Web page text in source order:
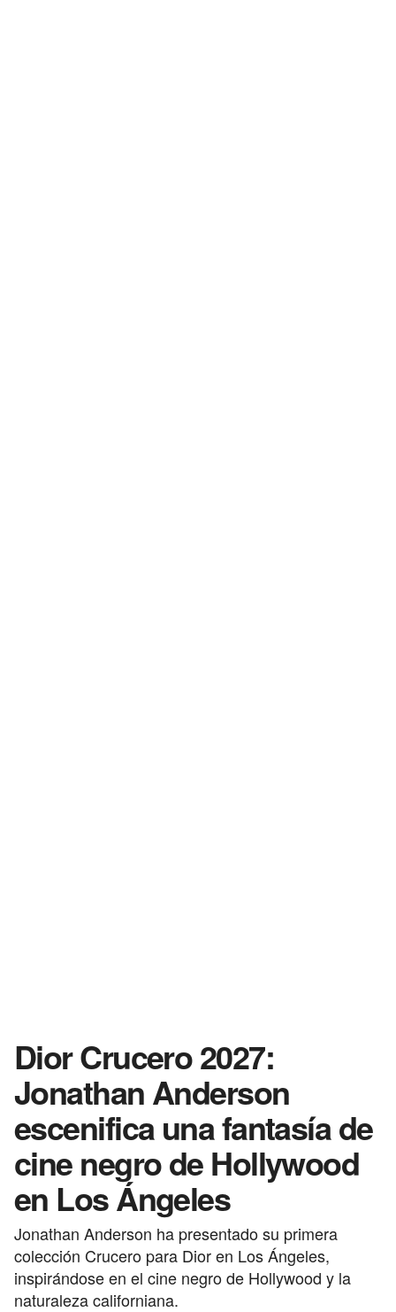
Dior Crucero 2027:
Jonathan Anderson
escenifica una fantasía de
cine negro de Hollywood
en Los Ángeles
Jonathan Anderson ha presentado su primera
colección Crucero para Dior en Los Ángeles,
inspirándose en el cine negro de Hollywood y la
naturaleza californiana.